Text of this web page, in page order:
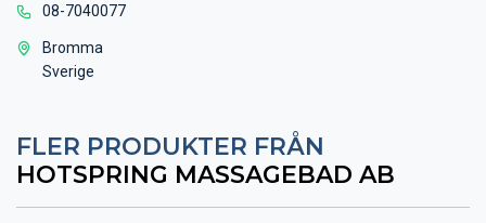
08-7040077
Bromma
Sverige
FLER PRODUKTER FRÅN
HOTSPRING MASSAGEBAD AB